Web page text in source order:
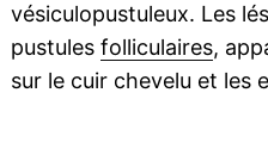
vésiculopustuleux. Les
pustules folliculaires,
sur le cuir chevelu et les